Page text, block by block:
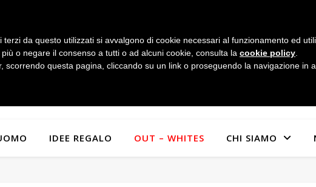
IDEE REGALO OUT – WHITES CHI SIAMO
terzi da questo utilizzati si avvalgono di cookie necessari al funzionamento ed
o negare il consenso a tutti o ad alcuni cookie, consulta la cookie policy
scorrendo questa pagina, cliccando su un link o proseguendo la navigazione in